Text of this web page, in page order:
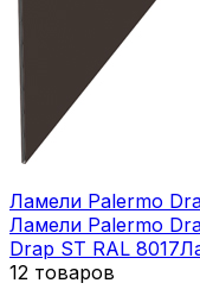
Ламели Palermo
Ламели Palermo
Drap ST RAL 8017
12 товаров